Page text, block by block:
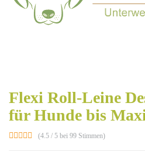
Flexi Roll-Leine
für Hunde bis
(4.5 / 5 bei 99 Stimmen)